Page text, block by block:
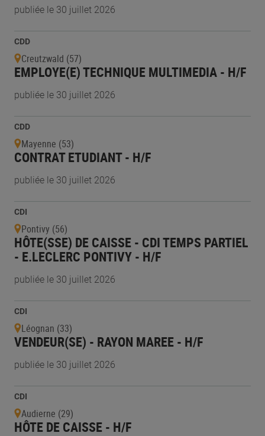
publiée le 30 juillet 2026
CDD
Creutzwald (57)
EMPLOYE(E) TECHNIQUE MULTIMEDIA - H/F
publiée le 30 juillet 2026
CDD
Mayenne (53)
CONTRAT ETUDIANT - H/F
publiée le 30 juillet 2026
CDI
Pontivy (56)
HÔTE(SSE) DE CAISSE - CDI TEMPS PARTIEL
- E.LECLERC PONTIVY - H/F
publiée le 30 juillet 2026
CDI
Léognan (33)
VENDEUR(SE) - RAYON MAREE - H/F
publiée le 30 juillet 2026
CDI
Audierne (29)
HÔTE DE CAISSE - H/F